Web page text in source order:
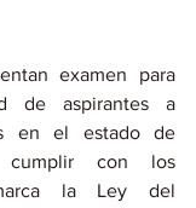
examen para
de aspirantes a
en el estado de
cumplir con los
la Ley del